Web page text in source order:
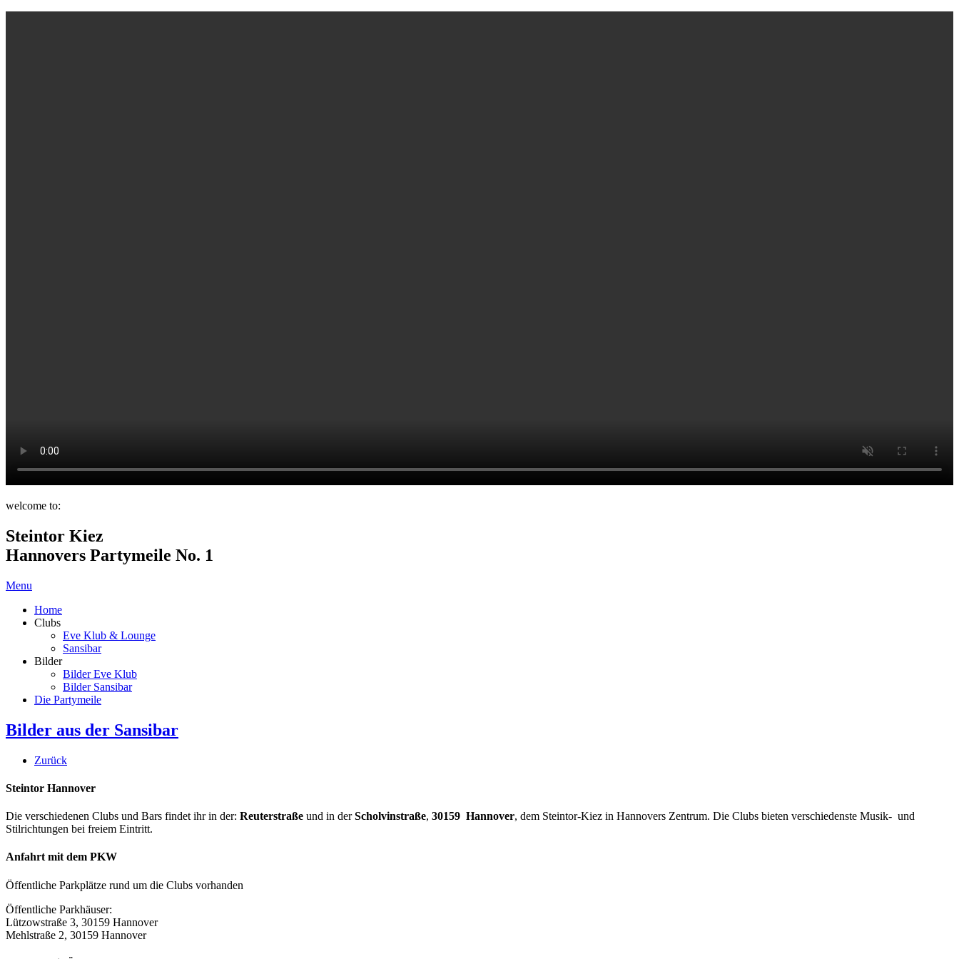
welcome to:
Steintor Kiez
Hannovers Partymeile No. 1
Menu
Home
Clubs
Eve Klub & Lounge
Sansibar
Bilder
Bilder Eve Klub
Bilder Sansibar
Die Partymeile
Bilder aus der Sansibar
Zurück
Steintor Hannover
Die verschiedenen Clubs und Bars findet ihr in der: Reuterstraße und in derScholvinstraße, 30159 Hannover, dem Steintor-Kiez in Hannovers Zentrum. Die Clubs bieten verschiedenste Musik- und
Stilrichtungen bei freiem Eintritt.
Anfahrt mit dem PKW
Öffentliche Parkplätze rund um die Clubs vorhanden
Öffentliche Parkhäuser:
Lützowstraße 3, 30159 Hannover
Mehlstraße 2, 30159 Hannover